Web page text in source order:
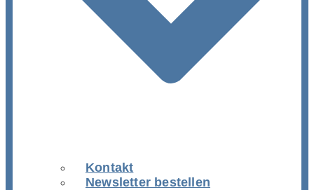
Kontakt
Newsletter bestellen